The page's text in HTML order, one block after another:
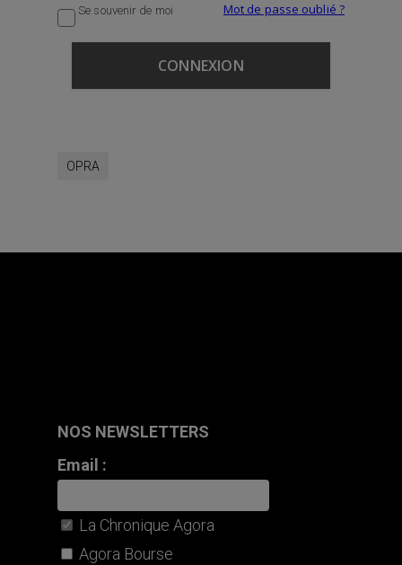
Se souvenir de moi Mot de passe oublié ?
OPRA
NOS NEWSLETTERS
Email :
La Chronique Agora
Agora Bourse